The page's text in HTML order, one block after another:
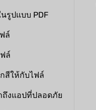
รูปแบบ PDF
ล์
ล์
สีให้กับไฟล์
ถึงแอปที่ปลอดภัย